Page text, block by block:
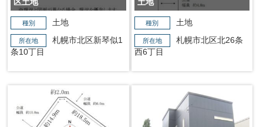
種別 土地
所在地
札幌市北区新琴似1
条10丁目
種別 土地
所在地
札幌市北区北26条
西6丁目